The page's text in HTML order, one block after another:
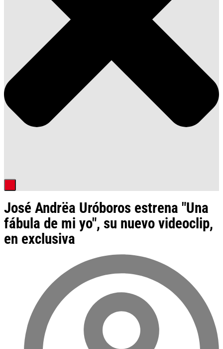
José Andrëa Uróboros estrena "Una
fábula de mi yo", su nuevo videoclip,
en exclusiva